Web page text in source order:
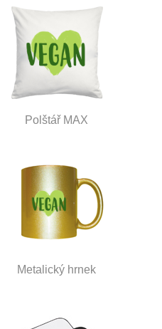
Polštář MAX
Metalický hrnek